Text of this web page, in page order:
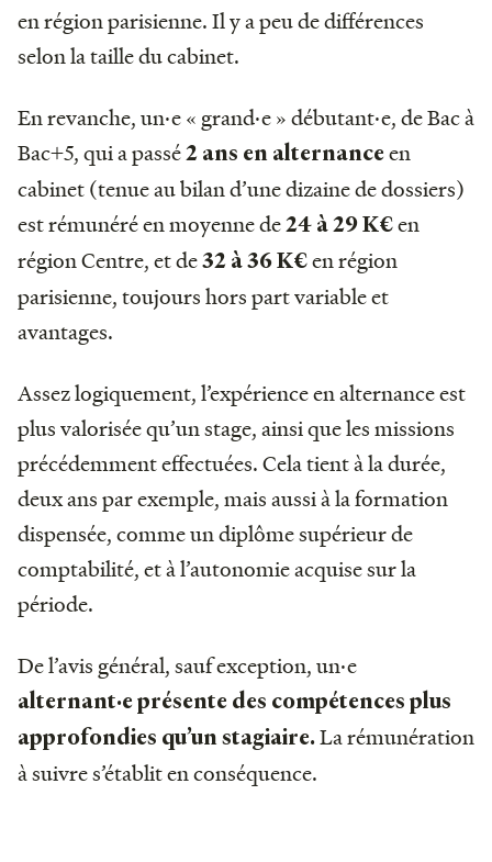
en région parisienne. Il y a peu de différences
selon la taille du cabinet.
En revanche, un·e « grand·e » débutant·e, de Bac à
Bac+5, qui a passé 2 ans en alternanceen
cabinet (tenue au bilan d’une dizaine de dossiers)
est rémunéré en moyenne de 24 à 29 K€en
région Centre, et de32 à 36 K€en région
parisienne, toujours hors part variable et
avantages.
Assez logiquement, l’expérience en alternance est
plus valorisée qu’un stage, ainsi que les missions
précédemment effectuées. Cela tient à la durée,
deux ans par exemple, mais aussi à la formation
dispensée, comme un diplôme supérieur de
comptabilité, et à l’autonomie acquise sur la
période.
De l’avis général, sauf exception, un·e
alternant·e présente des compétences plus
approfondies qu’un stagiaire.La rémunération
à suivre s’établit en conséquence.